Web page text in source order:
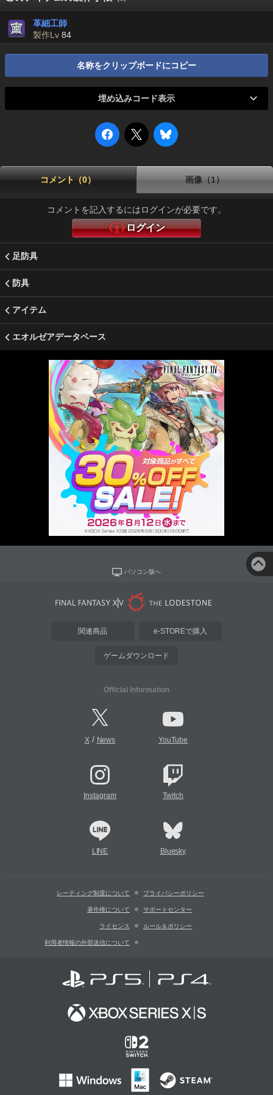
革細工師
製作Lv 84
名称をクリップボードにコピー
埋め込みコード表示
コメント（0） 画像（1）
コメントを記入するにはログインが必要です。
ログイン
足防具
防具
アイテム
エオルゼアデータベース
パソコン版へ
関連商品 e-STOREで購入
ゲームダウンロード
Official Information
X/ News YouTube
Instagram Twitch
LINE Bluesky
レーティング制度について プライバシーポリシー
著作権について サポートセンター
ライセンス ルール＆ポリシー
利用者情報の外部送信について